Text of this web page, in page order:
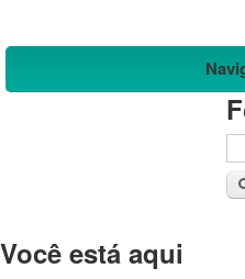
Você está aqui